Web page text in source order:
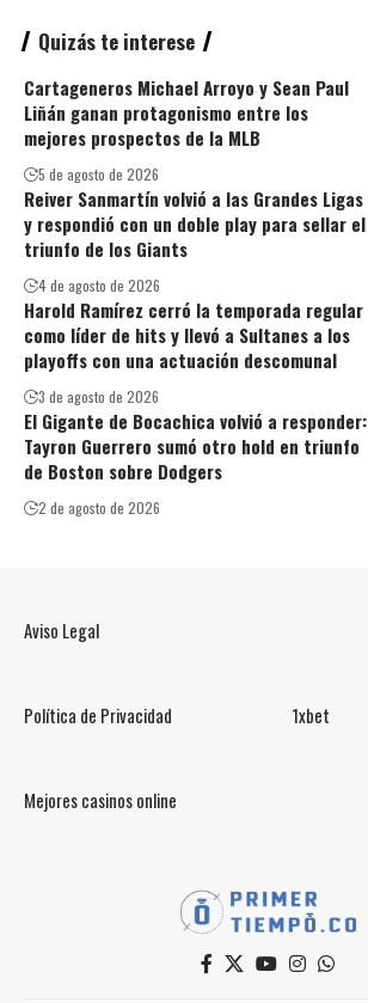
Quizás te interese
Cartageneros Michael Arroyo y Sean Paul
Liñán ganan protagonismo entre los
mejores prospectos de la MLB
5 de agosto de 2026
Reiver Sanmartín volvió a las Grandes Ligas
y respondió con un doble play para sellar el
triunfo de los Giants
4 de agosto de 2026
Harold Ramírez cerró la temporada regular
como líder de hits y llevó a Sultanes a los
playoffs con una actuación descomunal
3 de agosto de 2026
El Gigante de Bocachica volvió a responder:
Tayron Guerrero sumó otro hold en triunfo
de Boston sobre Dodgers
2 de agosto de 2026
Aviso Legal
Política de Privacidad 1xbet
Mejores casinos online